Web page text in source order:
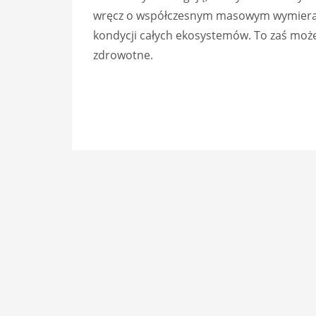
wręcz o współczesnym masowym
kondycji całych ekosystemów. To zaś
zdrowotne.